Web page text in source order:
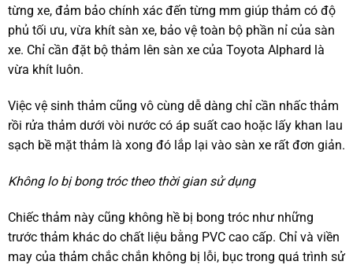
từng xe, đảm bảo chính xác đến từng mm giúp thảm có độ
phủ tối ưu, vừa khít sàn xe, bảo vệ toàn bộ phần nỉ của sàn
xe. Chỉ cần đặt bộ thảm lên sàn xe của Toyota Alphard là
vừa khít luôn.
Việc vệ sinh thảm cũng vô cùng dễ dàng chỉ cần nhấc thảm
rồi rửa thảm dưới vòi nước có áp suất cao hoặc lấy khan lau
sạch bề mặt thảm là xong đó lắp lại vào sàn xe rất đơn giản.
Không lo bị bong tróc theo thời gian sử dụng
Chiếc thảm này cũng không hề bị bong tróc như những
trước thảm khác do chất liệu bằng PVC cao cấp. Chỉ và viền
may của thảm chắc chắn không bị lỗi, bục trong quá trình sử